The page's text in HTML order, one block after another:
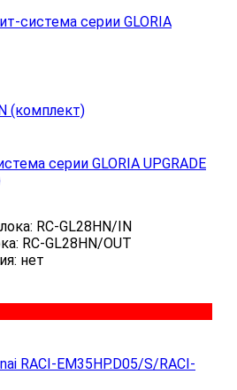
серии GLORIA UPGRADE
RC-GL28HN/IN
RC-GL28HN/OUT
нет